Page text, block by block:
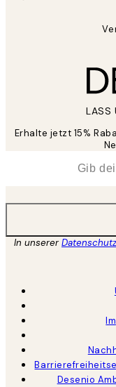
LASS
Erhalte jetzt 15%
In unserer
Desenio